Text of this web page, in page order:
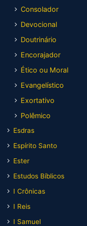
Consolador
Devocional
Doutrinário
Encorajador
Ético ou Moral
Evangelístico
Exortativo
Polêmico
Esdras
Espírito Santo
Ester
Estudos Bíblicos
I Crônicas
I Reis
I Samuel